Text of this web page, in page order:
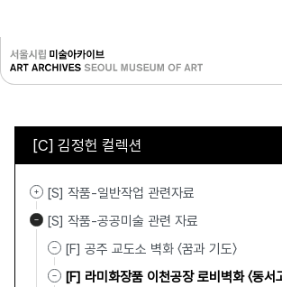
[C] 김정헌 컬렉션
[S] 작품-일반작업 관련자료
[S] 작품-공공미술 관련 자료
[F] 공주 교도소 벽화 〈꿈과 기도〉
[F] 라미화장품 이천공장 로비벽화 〈동서